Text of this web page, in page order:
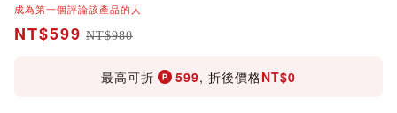
成為第一個評論該產品的人
NT$599 NT$980
最高可折 599, 折後價格NT$0